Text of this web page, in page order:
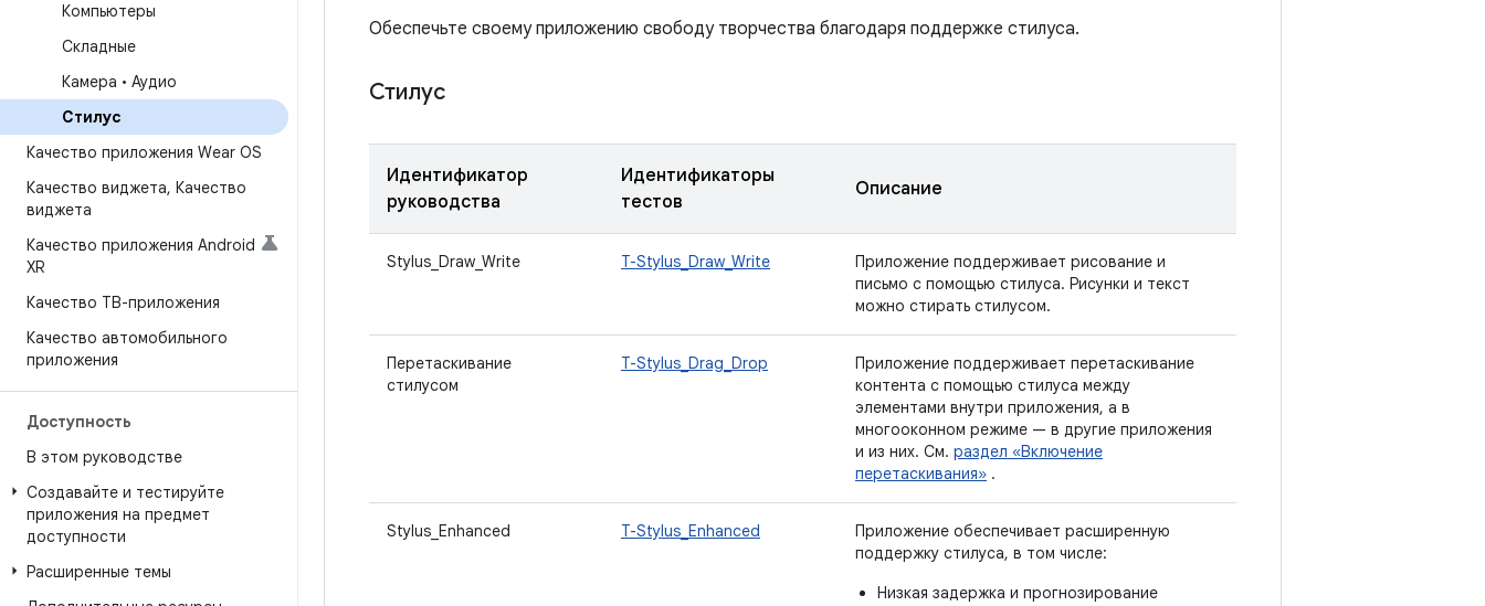
Компьютеры
Складные
Камера • Аудио
Стилус
Качество приложения Wear OS
Качество виджета, Качество
виджета
Качество приложения Android
XR
Качество ТВ-приложения
Качество автомобильного
приложения
Доступность
В этом руководстве
Создавайте и тестируйте
приложения на предмет
доступности
Расширенные темы
Обеспечьте своему приложению свободу творчества благодаря поддержке стилуса.
Стилус
Идентификатор
руководства
Идентификаторы
тестов
Описание
Stylus_Draw_Write T-Stylus_Draw_Write
Приложение поддерживает рисование и
письмо с помощью стилуса. Рисунки и текст
можно стирать стилусом.
Перетаскивание
стилусом
T-Stylus_Drag_Drop
Приложение поддерживает перетаскивание
контента с помощью стилуса между
элементами внутри приложения, а в
многооконном режиме — в другие приложения
и из них. См. раздел «Включение
перетаскивания» .
Stylus_Enhanced T-Stylus_Enhanced
Приложение обеспечивает расширенную
поддержку стилуса, в том числе:
Низкая задержка и прогнозирование